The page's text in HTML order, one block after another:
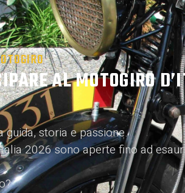
AL MOTOGIRO
guida, storia e passione.
2026 sono aperte fino ad